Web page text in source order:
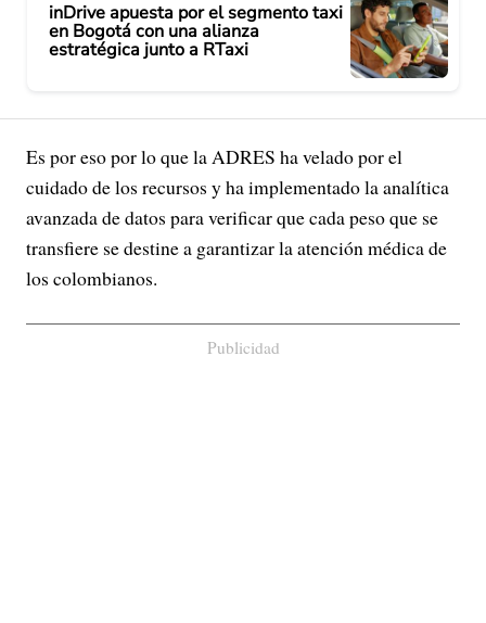
inDrive apuesta por el segmento taxi
en Bogotá con una alianza
estratégica junto a RTaxi
Es por eso por lo que la ADRES ha velado por el
cuidado de los recursos y ha implementado la analítica
avanzada de datos para verificar que cada peso que se
transfiere se destine a garantizar la atención médica de
los colombianos.
Publicidad